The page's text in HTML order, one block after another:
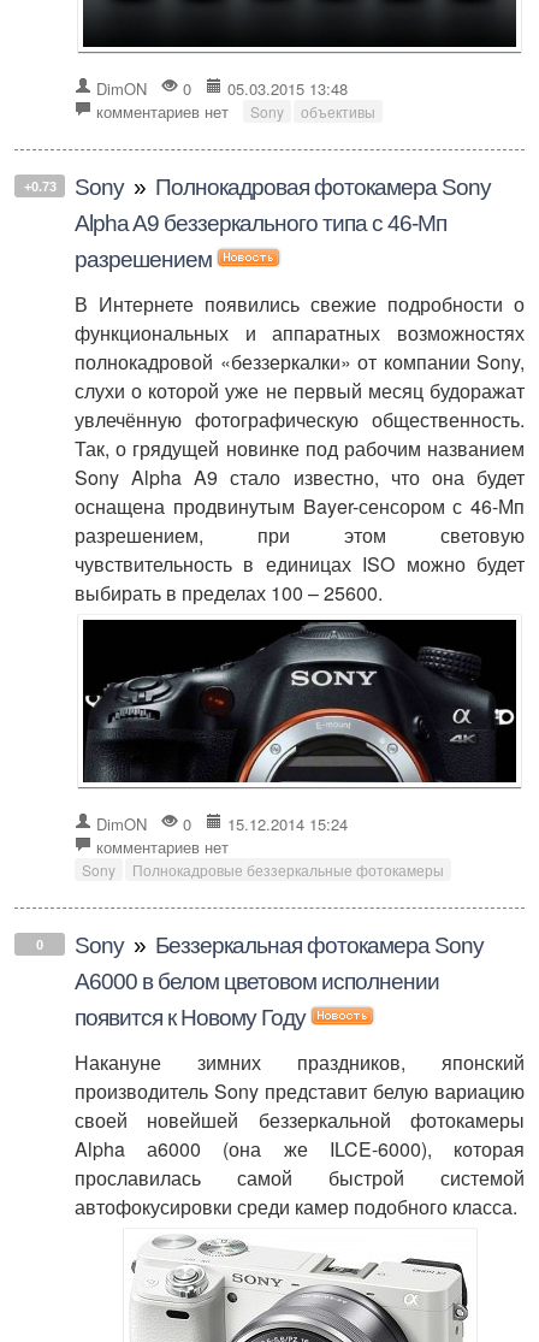
DimON 0
05.03.2015 13:48
комментариев нет
Sony объективы
+0.73 Sony » Полнокадровая фотокамера Sony
Alpha A9 беззеркального типа с 46-Мп
разрешением
В Интернете появились свежие подробности о
функциональных и аппаратных возможностях
полнокадровой «беззеркалки» от компании Sony,
слухи о которой уже не первый месяц будоражат
увлечённую фотографическую общественность.
Так, о грядущей новинке под рабочим названием
Sony Alpha A9 стало известно, что она будет
оснащена продвинутым Bayer-сенсором с 46-Мп
разрешением, при этом световую
чувствительность в единицах ISO можно будет
выбирать в пределах 100 – 25600.
DimON 0
15.12.2014 15:24
комментариев нет
Sony Полнокадровые беззеркальные фотокамеры
0 Sony » Беззеркальная фотокамера Sony
А6000 в белом цветовом исполнении
появится к Новому Году
Накануне зимних праздников, японский
производитель Sony представит белую вариацию
своей новейшей беззеркальной фотокамеры
Alpha а6000 (она же ILCE-6000), которая
прославилась самой быстрой системой
автофокусировки среди камер подобного класса.